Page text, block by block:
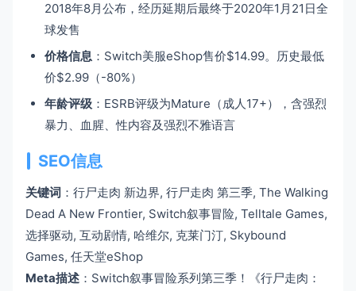
2018年8月公布，经历延期后最终于2020年1月21日全
球发售
价格信息 ：Switch美服eShop售价$14.99。历史最低
价$2.99（-80%）
年龄评级 ：ESRB评级为Mature（成人17+），含强烈
暴力、血腥、性内容及强烈不雅语言
SEO信息
关键词 ：行尸走肉 新边界, 行尸走肉 第三季, The Walking
Dead A New Frontier, Switch叙事冒险, Telltale Games,
选择驱动, 互动剧情, 哈维尔, 克莱门汀, Skybound
Games, 任天堂eShop
Meta描述 ：Switch叙事冒险系列第三季！《行尸走肉：